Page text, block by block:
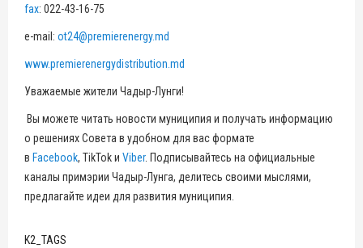
fax: 022-43-16-75
e-mail: ot24@premierenergy.md
www.premierenergydistribution.md
Уважаемые жители Чадыр-Лунги!
Вы можете читать новости муниципия и получать информацию
о решениях Совета в удобном для вас формате
в Facebook, TikTok и Viber. Подписывайтесь на официальные
каналы примэрии Чадыр-Лунга, делитесь своими мыслями,
предлагайте идеи для развития муниципия.
K2_TAGS